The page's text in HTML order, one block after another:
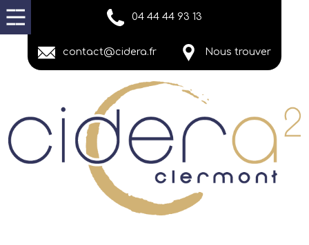
04 44 44 93 13
contact@cidera.fr Nous trouver